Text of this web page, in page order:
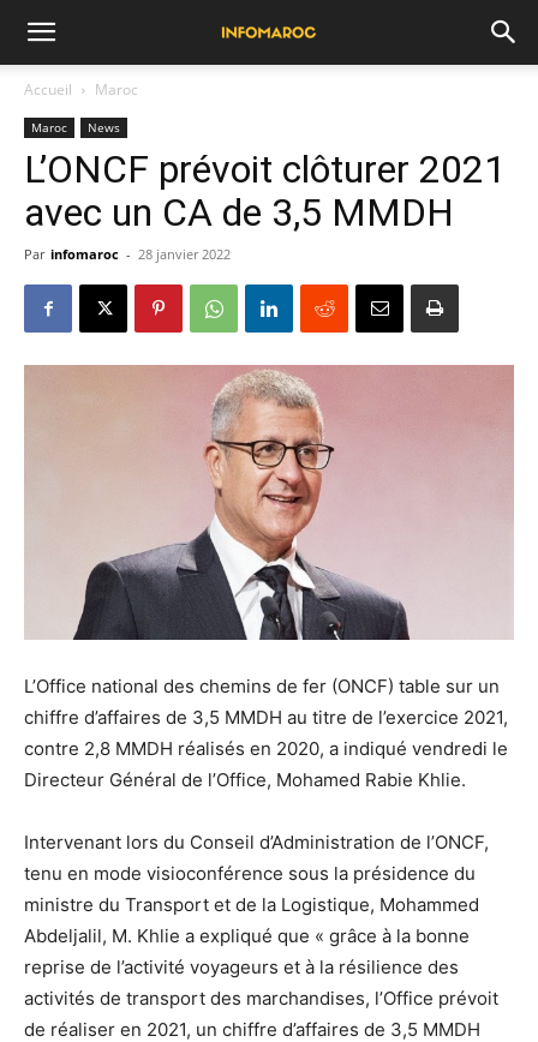
Accueil Maroc
Maroc News
L’ONCF prévoit clôturer 2021
avec un CA de 3,5 MMDH
Par infomaroc - 28 janvier 2022
L’Office national des chemins de fer (ONCF) table sur un
chiffre d’affaires de 3,5 MMDH au titre de l’exercice 2021,
contre 2,8 MMDH réalisés en 2020, a indiqué vendredi le
Directeur Général de l’Office, Mohamed Rabie Khlie.
Intervenant lors du Conseil d’Administration de l’ONCF,
tenu en mode visioconférence sous la présidence du
ministre du Transport et de la Logistique, Mohammed
Abdeljalil, M. Khlie a expliqué que « grâce à la bonne
reprise de l’activité voyageurs et à la résilience des
activités de transport des marchandises, l’Office prévoit
de réaliser en 2021, un chiffre d’affaires de 3,5 MMDH